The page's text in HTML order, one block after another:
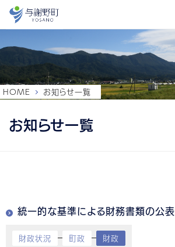
お知らせ一覧
HOME お知らせ一覧
統一的な基準による財務書類の公表
財政状況 町政 財政